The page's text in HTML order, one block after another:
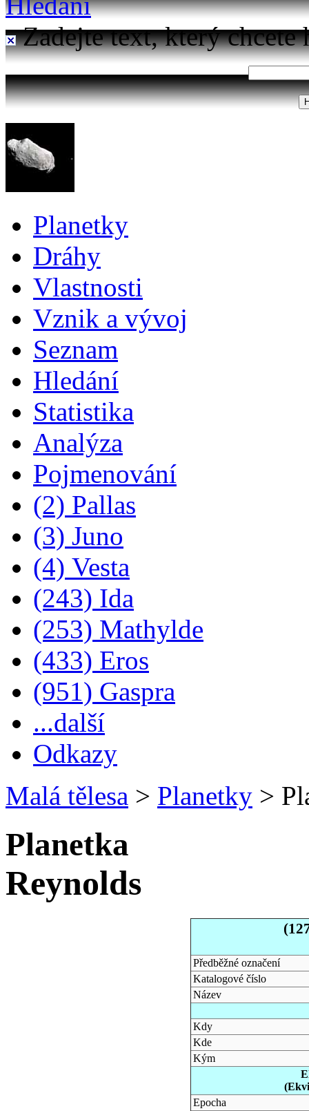
Zadejte text, který chcete
Planetky
Dráhy
Vlastnosti
Vznik a vývoj
Seznam
Hledání
Statistika
Analýza
Pojmenování
(2) Pallas
(3) Juno
(4) Vesta
(243) Ida
(253) Mathylde
(433) Eros
(951) Gaspra
...další
Odkazy
Malá tělesa > Planetky >
Planetka
Reynolds
Předběžné označení
Katalogové číslo
Název
Kdy
Kde
Kým
Epocha